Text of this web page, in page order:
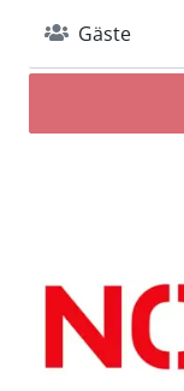
Gäste